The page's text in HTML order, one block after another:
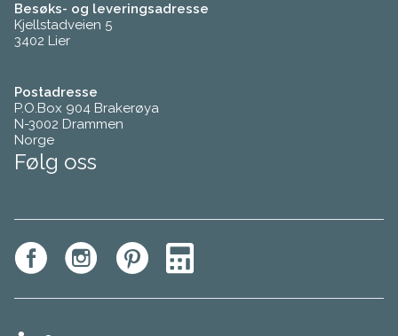
Besøks- og leveringsadresse
Kjellstadveien 5
3402 Lier
Postadresse
P.O.Box 904 Brakerøya
N-3002 Drammen
Norge
Følg oss